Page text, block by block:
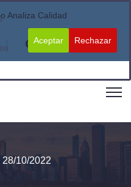
Analiza Calidad
28/10/2022
Aceptar Rechazar